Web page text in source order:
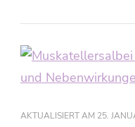
AKTUALISIERT AM 25.